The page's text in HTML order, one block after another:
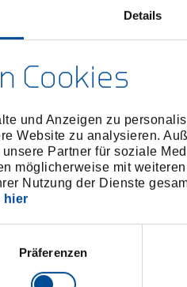
Details
Cookies
und Anzeigen zu
Website zu analysieren.
Partner für soziale
möglicherweise mit
Nutzung der Dienste
hier
Präferenzen